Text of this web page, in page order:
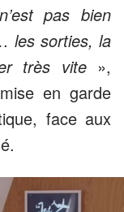
pas bien
les sorties, la
très vite »,
en garde
face aux